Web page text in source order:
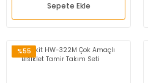
Sepete Ekle
%55